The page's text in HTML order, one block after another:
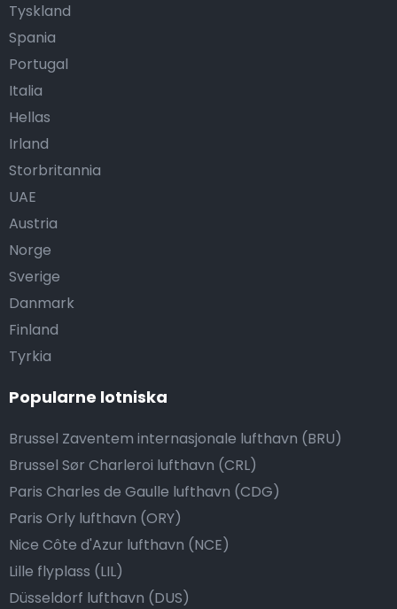
Tyskland
Spania
Portugal
Italia
Hellas
Irland
Storbritannia
UAE
Austria
Norge
Sverige
Danmark
Finland
Tyrkia
Popularne lotniska
Brussel Zaventem internasjonale lufthavn (BRU)
Brussel Sør Charleroi lufthavn (CRL)
Paris Charles de Gaulle lufthavn (CDG)
Paris Orly lufthavn (ORY)
Nice Côte d'Azur lufthavn (NCE)
Lille flyplass (LIL)
Düsseldorf lufthavn (DUS)